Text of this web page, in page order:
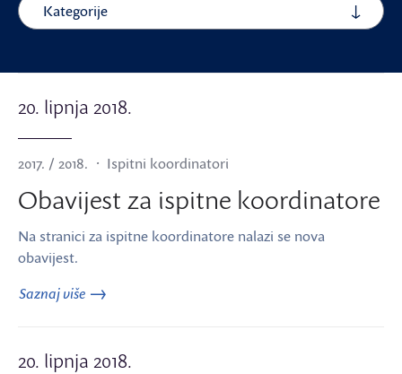
Kategorije
20. lipnja 2018.
2017. / 2018. Ispitni koordinatori
Obavijest za ispitne koordinatore
Na stranici za ispitne koordinatore nalazi se nova
obavijest.
Saznaj više
20. lipnja 2018.